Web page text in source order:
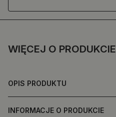
WIĘCEJ O PRODUKCIE
OPIS PRODUKTU
INFORMACJE O PRODUKCIE